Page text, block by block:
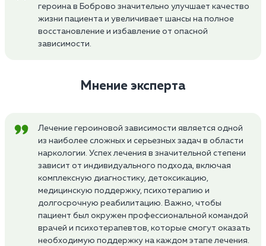
героина в Боброво значительно улучшает качество
жизни пациента и увеличивает шансы на полное
восстановление и избавление от опасной
зависимости.
Мнение эксперта
Лечение героиновой зависимости является одной
из наиболее сложных и серьезных задач в области
наркологии. Успех лечения в значительной степени
зависит от индивидуального подхода, включая
комплексную диагностику, детоксикацию,
медицинскую поддержку, психотерапию и
долгосрочную реабилитацию. Важно, чтобы
пациент был окружен профессиональной командой
врачей и психотерапевтов, которые смогут оказать
необходимую поддержку на каждом этапе лечения.